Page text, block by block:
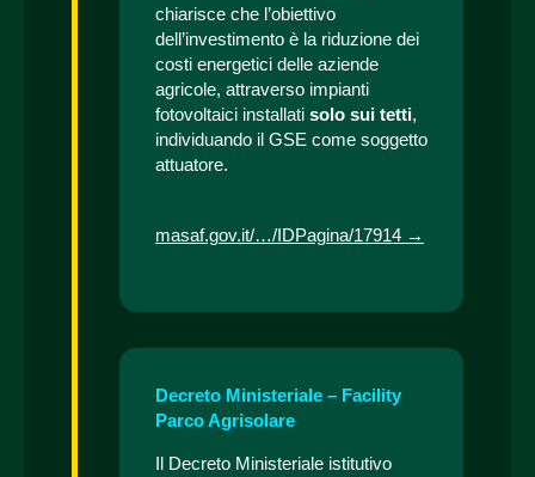
chiarisce che l’obiettivo
dell’investimento è la riduzione dei
costi energetici delle aziende
agricole, attraverso impianti
fotovoltaici installati solo sui tetti,
individuando il GSE come soggetto
attuatore.
masaf.gov.it/…/IDPagina/17914 →
Decreto Ministeriale – Facility
Parco Agrisolare
Il Decreto Ministeriale istitutivo